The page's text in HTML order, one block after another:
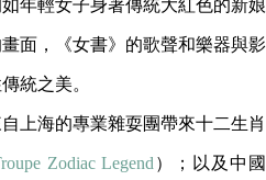
年輕女子身著傳統大紅色的新娘
面，《女書》的歌聲和樂器與影
統之美。
上海的專業雜耍團帶來十二生肖
Zodiac Legend ）；以及中國